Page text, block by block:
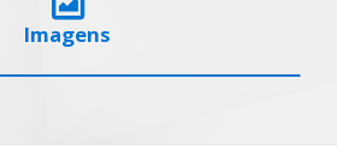
Imagens